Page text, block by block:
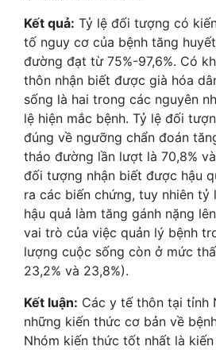
Kết quả: Tỷ lệ đối tượng có
tố nguy cơ của bệnh tăng
đường đạt từ 75%-97,6%. Có
thôn nhận biết được già hóa
sống là hai trong các nguyên
lệ hiện mắc bệnh. Tỷ lệ đối
đúng về ngưỡng chẩn đoán
tháo đường lần lượt là 70,8%
đối tượng nhận biết được hậu
ra các biến chứng, tuy nhiên tỷ
hậu quả làm tăng gánh nặng
vai trò của việc quản lý bệnh
lượng cuộc sống còn ở mức
23,2% và 23,8%).
Kết luận: Các y tế thôn tại tỉnh
những kiến thức cơ bản về
Nhóm kiến thức tốt nhất là